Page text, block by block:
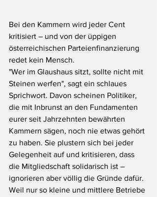
Bei den Kammern wird jeder Cent
kritisiert – und von der üppigen
österreichischen Parteienfinanzierung
redet kein Mensch.
"Wer im Glaushaus sitzt, sollte nicht mit
Steinen werfen", sagt ein schlaues
Sprichwort. Davon scheinen Politiker,
die mit Inbrunst an den Fundamenten
eurer seit Jahrzehnten bewährten
Kammern sägen, noch nie etwas gehört
zu haben. Sie plustern sich bei jeder
Gelegenheit auf und kritisieren, dass
die Mitgliedschaft solidarisch ist –
ignorieren aber völlig die Gründe dafür.
Weil nur so kleine und mittlere Betriebe